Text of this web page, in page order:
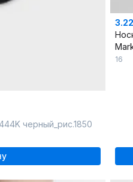
черный_рис.1850
16